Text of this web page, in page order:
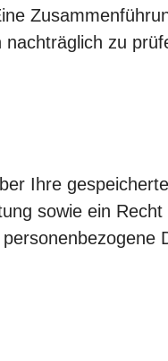
zu
Ihre
sowie ein